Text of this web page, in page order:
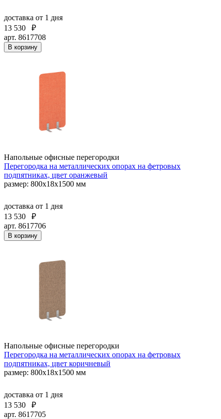
доставка от 1 дня
13 530
₽
арт. 8617708
В корзину
Напольные офисные перегородки
Перегородка на металлических опорах на фетровых
подпятниках, цвет оранжевый
размер: 800x18x1500 мм
доставка от 1 дня
13 530
₽
арт. 8617706
В корзину
Напольные офисные перегородки
Перегородка на металлических опорах на фетровых
подпятниках, цвет коричневый
размер: 800x18x1500 мм
доставка от 1 дня
13 530
₽
арт. 8617705